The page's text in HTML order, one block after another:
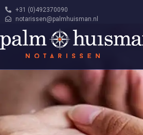
+31 (0)492370090
notarissen@palmhuisman.nl